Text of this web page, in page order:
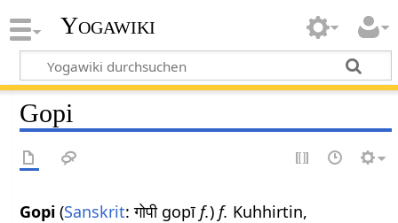
Yogawiki
Gopi
Gopi (Sanskrit: गोपी gopīf.)f. Kuhhirtin,